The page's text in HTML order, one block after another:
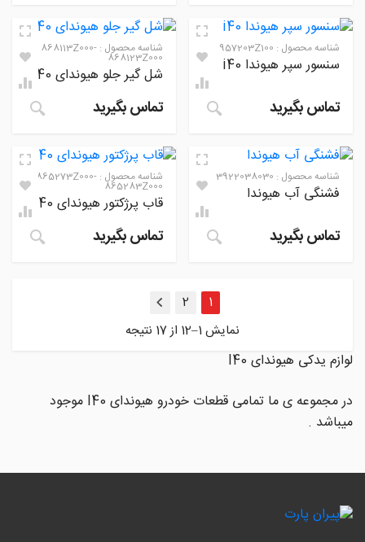
شناسه محصول : 957203Z100
سنسور سپر هیوندا i40
تماس بگیرید
شناسه محصول : 868113Z000-
868123Z000
شل گیر جلو هیوندای I40
تماس بگیرید
شناسه محصول : 3922038030
فشنگی آب هیوندا
تماس بگیرید
شناسه محصول : 865273Z000-
865283Z000
قاب پرژکتور هیوندای I40
تماس بگیرید
1
2
بعدی
نمایش 1–12 از 17 نتیجه
لوازم یدکی هیوندای I40
در مجموعه ی ما تمامی قطعات خودرو هیوندای I40 موجود
میباشد .